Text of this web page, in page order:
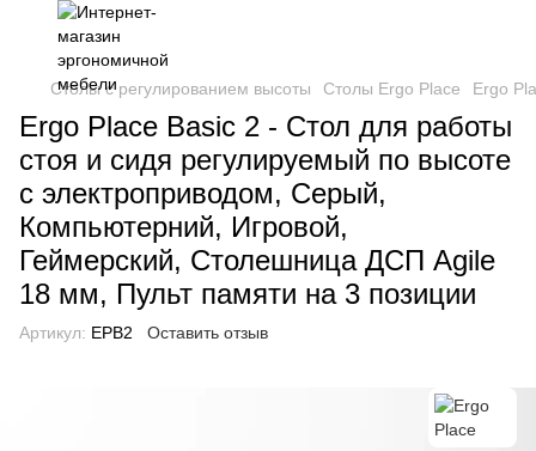
Столы с регулированием высоты Столы Ergo Place Ergo
Ergo Place Basic 2 - Стол для работы
стоя и сидя регулируемый по высоте
с электроприводом, Серый,
Компьютерний, Игровой,
Геймерский, Столешница ДСП Agile
18 мм, Пульт памяти на 3 позиции
Артикул: EPB2 Оставить отзыв